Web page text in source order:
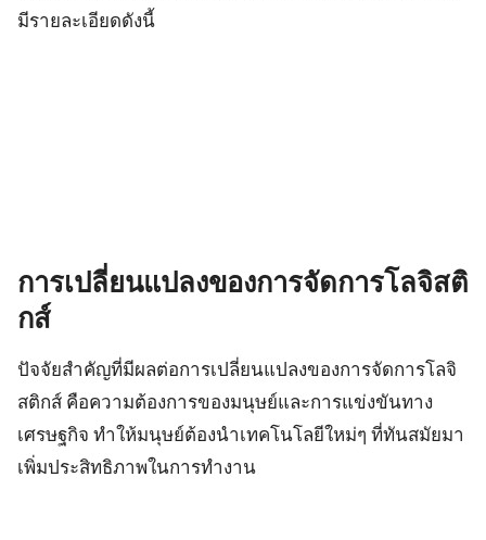
มีรายละเอียดดังนี้
การเปลี่ยนแปลงของการจัดการโลจิสติ
กส์
ปัจจัยสำคัญที่มีผลต่อการเปลี่ยนแปลงของการจัดการโลจิ
สติกส์ คือความต้องการของมนุษย์และการแข่งขันทาง
เศรษฐกิจ ทำให้มนุษย์ต้องนำเทคโนโลยีใหม่ๆ ที่ทันสมัยมา
เพิ่มประสิทธิภาพในการทำงาน